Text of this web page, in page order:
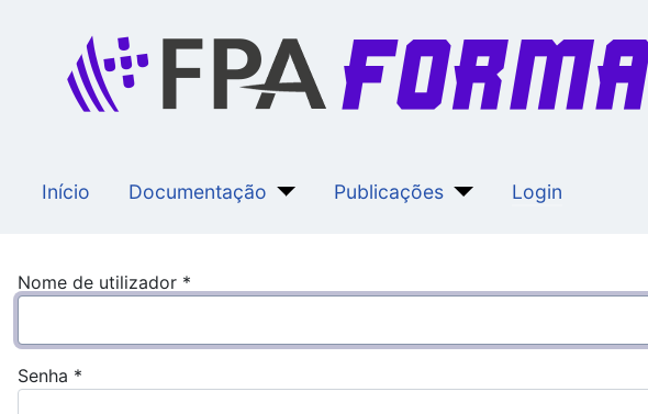
Início Documentação Publicações Login
Nome de utilizador *
Senha *